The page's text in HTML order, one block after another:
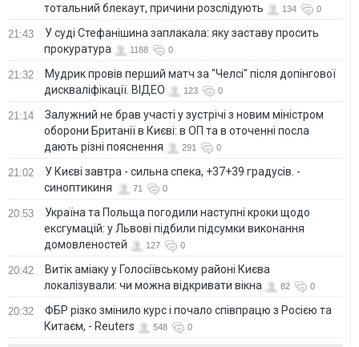
тотальний блекаут, причини розслідують
134 0
21:43
У суді Стефанішина заплакала: яку заставу просить
прокуратура
1188 0
21:32
Мудрик провів перший матч за "Челсі" після допінгової
дискваліфікації. ВІДЕО
123 0
21:14
Залужний не брав участі у зустрічі з новим міністром
оборони Британії в Києві: в ОП та в оточенні посла
дають різні пояснення
291 0
21:02
У Києві завтра - сильна спека, +37+39 градусів. -
синоптикиня
71 0
20:53
Україна та Польща погодили наступні кроки щодо
ексгумацій: у Львові підбили підсумки виконання
домовленостей
127 0
20:42
Витік аміаку у Голосіївському районі Києва
локалізували: чи можна відкривати вікна
82 0
20:32
ФБР різко змінило курс і почало співпрацю з Росією та
Китаєм, - Reuters
548 0